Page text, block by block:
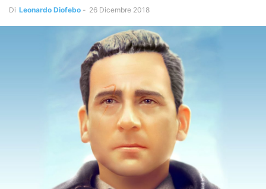
Di Leonardo Diofebo - 26 Dicembre 2018